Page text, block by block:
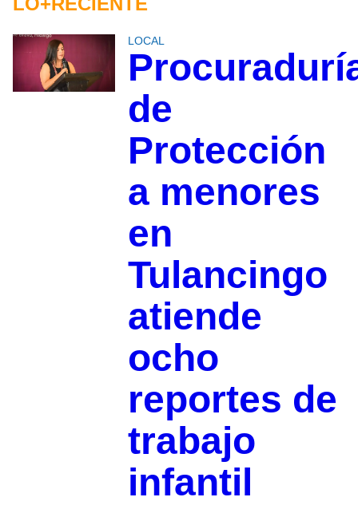
LOCAL
de
Protección
a menores
en
Tulancingo
atiende
ocho
reportes de
trabajo
infantil